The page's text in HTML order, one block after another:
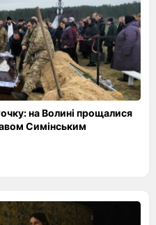
на Волині прощалися
Симінським